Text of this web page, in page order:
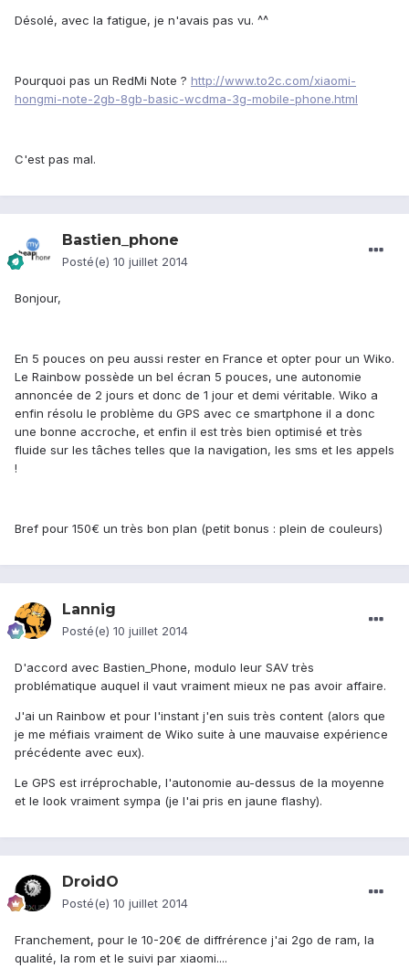
Désolé, avec la fatigue, je n'avais pas vu. ^^
Pourquoi pas un RedMi Note ? http://www.to2c.com/xiaomi-
hongmi-note-2gb-8gb-basic-wcdma-3g-mobile-phone.html
C'est pas mal.
Bastien_phone
Posté(e) 10 juillet 2014
Bonjour,
En 5 pouces on peu aussi rester en France et opter pour un Wiko.
Le Rainbow possède un bel écran 5 pouces, une autonomie
annoncée de 2 jours et donc de 1 jour et demi véritable. Wiko a
enfin résolu le problème du GPS avec ce smartphone il a donc
une bonne accroche, et enfin il est très bien optimisé et très
fluide sur les tâches telles que la navigation, les sms et les appels
!
Bref pour 150€ un très bon plan (petit bonus : plein de couleurs)
Lannig
Posté(e) 10 juillet 2014
D'accord avec Bastien_Phone, modulo leur SAV très
problématique auquel il vaut vraiment mieux ne pas avoir affaire.
J'ai un Rainbow et pour l'instant j'en suis très content (alors que
je me méfiais vraiment de Wiko suite à une mauvaise expérience
précédente avec eux).
Le GPS est irréprochable, l'autonomie au-dessus de la moyenne
et le look vraiment sympa (je l'ai pris en jaune flashy).
DroidO
Posté(e) 10 juillet 2014
Franchement, pour le 10-20€ de diffrérence j'ai 2go de ram, la
qualité, la rom et le suivi par xiaomi....